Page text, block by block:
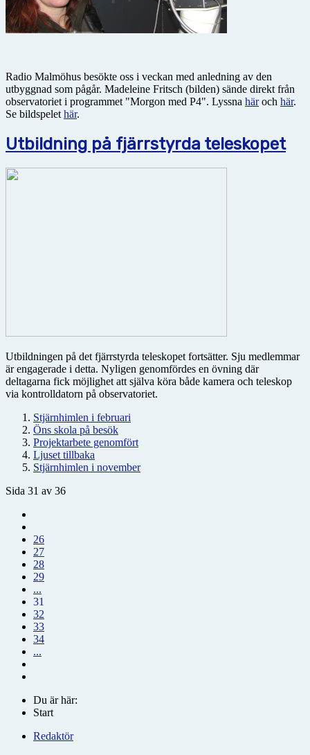
Radio Malmöhus besökte oss i veckan med anledning av den
utbyggnad som pågår. Madeleine Fritsch (bilden) sände direkt från
observatoriet i programmet "Morgon med P4". Lyssna häroch här.
Se bildspelet här.
Utbildning på fjärrstyrda teleskopet
Utbildningen på det fjärrstyrda teleskopet fortsätter. Sju medlemmar
är engagerade i detta. Nyligen genomfördes en övning där
deltagarna fick möjlighet att själva köra både kamera och teleskop
via kontrolldatorn på observatoriet.
Stjärnhimlen i februari
Öns skola på besök
Projektarbete genomfört
Ljuset tillbaka
Stjärnhimlen i november
Sida 31 av 36
26
27
28
29
...
31
32
33
34
...
Du är här:
Start
Redaktör